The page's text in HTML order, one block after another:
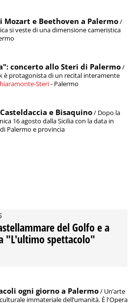
e Beethoven a Palermo/
si veste di una dimensione cameristica
concerto allo Steri di Palermo/
è protagonista di un recital interamente
Steri- Palermo
e Bisaquino/ Dopo la
16 agosto dalla Sicilia con la data in
Palermo e provincia
del Golfo e a
"L'ultimo spettacolo"
ogni giorno a Palermo/ Un’arte
immateriale dell’umanità. È l'Opera